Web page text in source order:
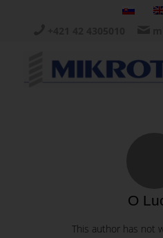
O
This author has not